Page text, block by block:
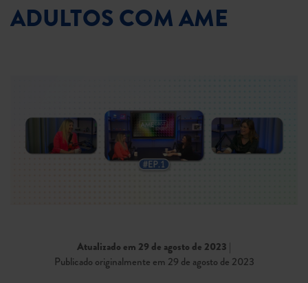
ADULTOS COM AME
Atualizado em 29 de agosto de 2023 |
Publicado originalmente em 29 de agosto de 2023